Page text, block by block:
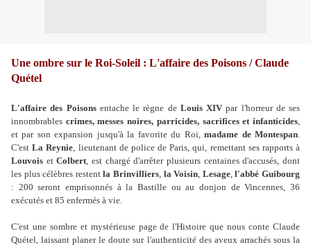
Une ombre sur le Roi-Soleil : L'affaire des Poisons / Claude
Quétel
L'affaire des Poisonsentache le règne de Louis XIVpar l'horreur de ses
innombrables crimes, messes noires, parricides, sacrifices et infanticides,
et par son expansion jusqu'à la favorite du Roi,madame de Montespan.
C'estLa Reynie, lieutenant de police de Paris, qui, remettant ses rapports à
Louvois etColbert, est chargé d'arrêter plusieurs centaines d'accusés, dont
les plus célèbres restentla Brinvilliers, la Voisin, Lesage,l'abbé Guibourg
: 200 seront emprisonnés à la Bastille ou au donjon de Vincennes, 36
exécutés et 85 enfermés à vie.
C'est une sombre et mystérieuse page de l'Histoire que nous conte Claude
Quétel, laissant planer le doute sur l'authenticité des aveux arrachés sous la